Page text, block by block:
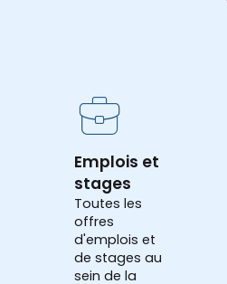
Emplois et
stages
Toutes les
offres
d'emplois et
de stages au
sein de la